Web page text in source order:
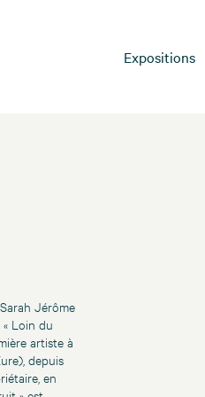
Expositions
Jérôme
Loin du
artiste à
depuis
en